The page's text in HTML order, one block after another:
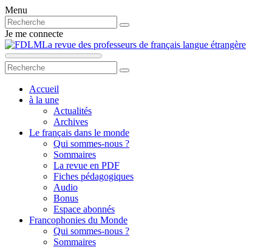
Menu
Je me connecte
La revue des professeurs de français langue étrangère
Accueil
à la une
Actualités
Archives
Le français dans le monde
Qui sommes-nous ?
Sommaires
La revue en PDF
Fiches pédagogiques
Audio
Bonus
Espace abonnés
Francophonies du Monde
Qui sommes-nous ?
Sommaires